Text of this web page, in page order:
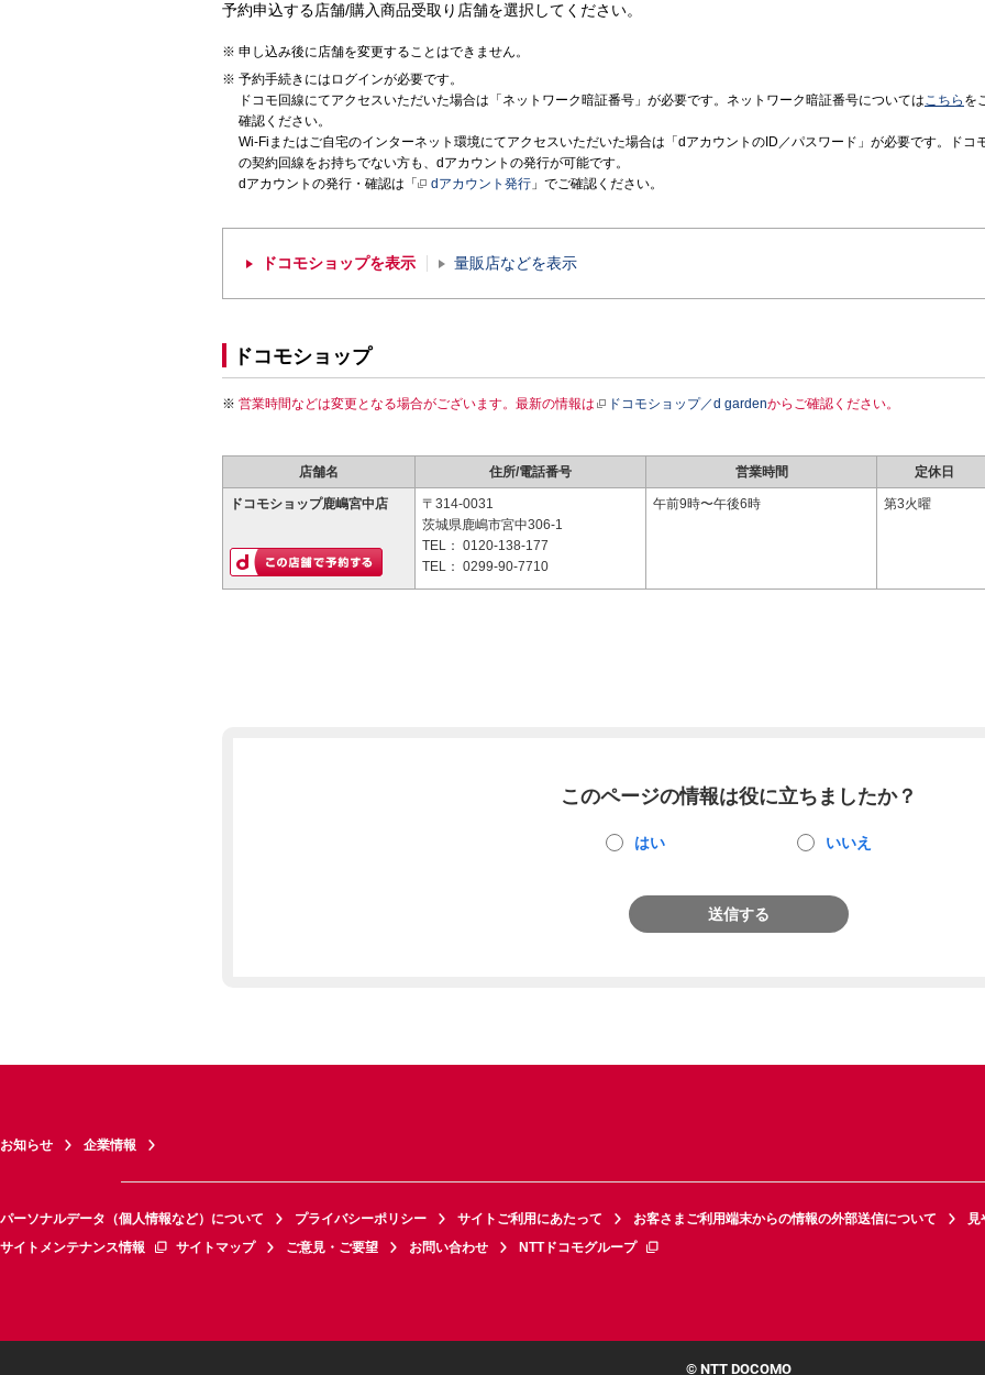
予約申込する店舗/購入商品受取り店舗を選択してください。
申し込み後に店舗を変更することはできません。
予約手続きにはログインが必要です。
ドコモ回線にてアクセスいただいた場合は「ネットワーク暗証番号」が必要です。ネットワーク暗証番号についてはこちら を
確認ください。
Wi-Fiまたはご自宅のインターネット環境にてアクセスいただいた場合は「dアカウントのID／パスワード」が必要です。ドコ
の契約回線をお持ちでない方も、dアカウントの発行が可能です。
dアカウントの発行・確認は「
dアカウント発行 」でご確認ください。
ドコモショップを表示 量販店などを表示
ドコモショップ
営業時間などは変更となる場合がございます。最新の情報は ドコモショップ／d gardenからご確認ください。
店舗名 住所/電話番号 営業時間 定休日
ドコモショップ鹿嶋宮中店
〒314-0031
茨城県鹿嶋市宮中306-1
TEL： 0120-138-177
TEL： 0299-90-7710
午前9時〜午後6時 第3火曜
このページの情報は役に立ちましたか？
はい いいえ
送信する
お知らせ 企業情報
パーソナルデータ（個人情報など）について プライバシーポリシー サイトご利用にあたって お客さまご利用端末からの情報の外部送信について
見
サイトメンテナンス情報
サイトマップ ご意見・ご要望 お問い合わせ NTTドコモグループ
© NTT DOCOMO